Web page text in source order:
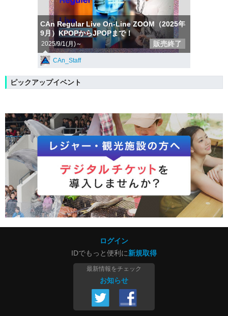
CAn Regular Live On-Line ZOOM（2025年
9月）KPOPからJPOPまで！
2025/9/1(月)～ 販売終了
CAn_Staff
ピックアップイベント
ログイン
IDでもっと便利に新規取得
最新情報をチェック
お知らせ